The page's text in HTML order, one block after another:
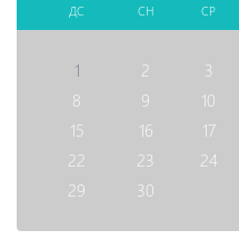
ДС СН СР
1 2 3
8
9 10
15
16 17
22
23 24
29
30